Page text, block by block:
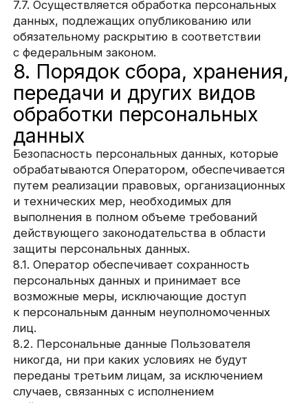
законодательством РФ.
8.7. Оператор при обработке персональных
данных обеспечивает конфиденциальность
персональных данных.
8.8. Оператор осуществляет хранение
персональных данных в форме, позволяющей
определить субъекта персональных данных,
не дольше, чем этого требуют цели обработки
персональных данных, если срок хранения
персональных данных не установлен
федеральным законом, договором, стороной
которого, выгодоприобретателем или
поручителем по которому является субъект
персональных данных.
8.9. Условием прекращения обработки
персональных данных может являться
достижение целей обработки персональных
данных, истечение срока действия согласия
субъекта персональных данных, отзыв согласия
субъектом персональных данных или
требование о прекращении обработки
персональных данных, а также выявление
неправомерной обработки персональных
данных.
9. Перечень действий,
производимых Оператором
с полученными
персональными данными
9.1. Оператор осуществляет сбор, запись,